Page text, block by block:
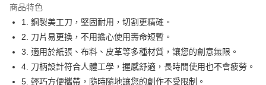
Apple Pay
街口支付
悠遊付
商品特色
1. 鋼製美工刀，堅固耐用，切割更精確。
2. 刀片易更換，不用擔心使用壽命短暫。
3. 適用於紙張、布料、皮革等多種材質，讓您的創意無限。
4. 刀柄設計符合人體工學，握感舒適，長時間使用也不會疲勞。
5. 輕巧方便攜帶，隨時隨地讓您的創作不受限制。